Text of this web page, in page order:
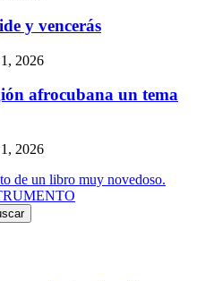
y vencerás
2026
afrocubana un tema
2026
de un libro muy novedoso.